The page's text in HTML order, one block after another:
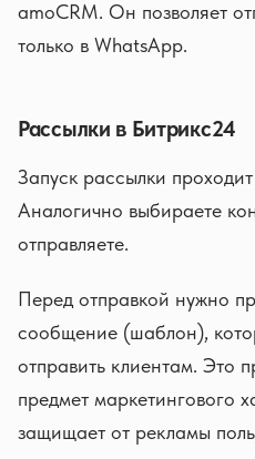
amoCRM. Он позволяет
только в WhatsApp.
Рассылки в Битрикс24
Запуск рассылки
Аналогично выбираете
отправляете.
Перед отправкой нужно
сообщение (шаблон),
отправить клиентам. Это
предмет маркетингового
защищает от рекламы